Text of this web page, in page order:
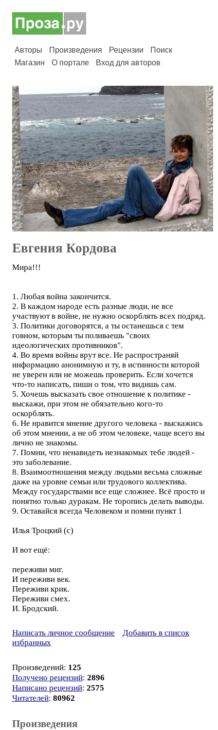
Авторы Произведения Рецензии
Поиск
Магазин
О портале Вход для авторов
Евгения Кордова
Мира!!!
1. Любая война закончится.
2. В каждом народе есть разные люди, не все
участвуют в войне, не нужно оскорблять всех подряд.
3. Политики договорятся, а ты останешься с тем
говном, которым ты поливаешь "своих
идеологических противников".
4. Во время войны врут все. Не распространяй
информацию анонимную и ту, в истинности которой
не уверен или не можешь проверить. Если хочется
что-то написать, пиши о том, что видишь сам.
5. Хочешь высказать свое отношение к политике -
выскажи, при этом не обязательно кого-то
оскорблять.
6. Не нравится мнение другого человека - выскажись
об этом мнении, а не об этом человеке, чаще всего вы
лично не знакомы.
7. Помни, что ненавидеть незнакомых тебе людей -
это заболевание.
8. Взаимоотношения между людьми весьма сложные
даже на уровне семьи или трудового коллектива.
Между государствами все еще сложнее. Всё просто и
понятно только дуракам. Не торопись делать выводы.
9. Оставайся всегда Человеком и помни пункт 1
Илья Троцкий (с)
И вот ещё:
переживи миг.
И переживи век.
Переживи крик.
Переживи смех.
И. Бродский.
Написать личное сообщение
Добавить в список
избранных
Произведений: 125
Получено рецензий: 2896
Написано рецензий: 2575
Читателей: 80962
Произведения